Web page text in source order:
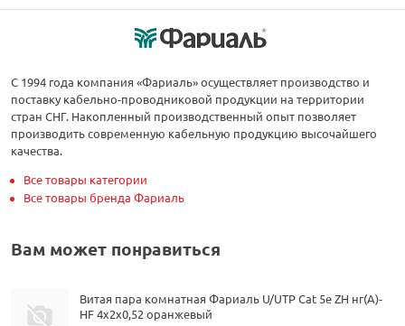
С 1994 года компания «Фариаль» осуществляет производство и
поставку кабельно-проводниковой продукции на территории
стран СНГ. Накопленный производственный опыт позволяет
производить современную кабельную продукцию высочайшего
качества.
Все товары категории
Все товары бренда Фариаль
Вам может понравиться
Витая пара комнатная Фариаль U/UTP Cat 5e ZH нг(А)-
HF 4x2x0,52 оранжевый